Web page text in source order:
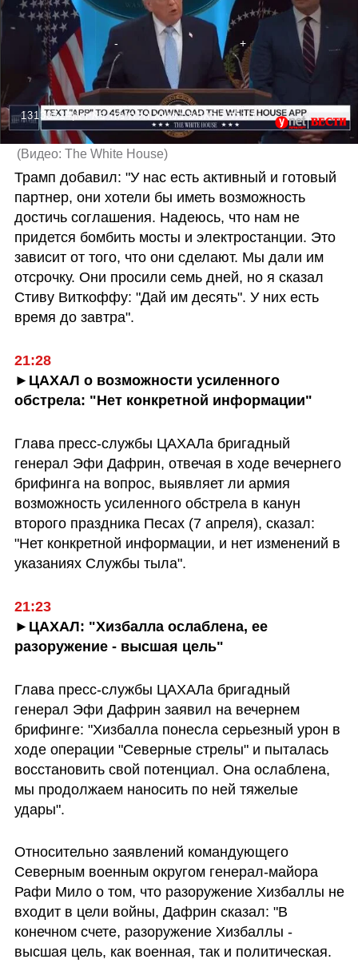
1313052#מסיבת עיתונאים של נשיא ארה"ב, דונלד טראמפ בנושא הלחימה באיראן
(Видео: The White House)
Трамп добавил: "У нас есть активный и готовый
партнер, они хотели бы иметь возможность
достичь соглашения. Надеюсь, что нам не
придется бомбить мосты и электростанции. Это
зависит от того, что они сделают. Мы дали им
отсрочку. Они просили семь дней, но я сказал
Стиву Виткоффу: "Дай им десять". У них есть
время до завтра".
21:28
►ЦАХАЛ о возможности усиленного
обстрела: "Нет конкретной информации"
Глава пресс-службы ЦАХАЛа бригадный
генерал Эфи Дафрин, отвечая в ходе вечернего
брифинга на вопрос, выявляет ли армия
возможность усиленного обстрела в канун
второго праздника Песах (7 апреля), сказал:
"Нет конкретной информации, и нет изменений в
указаниях Службы тыла".
21:23
►ЦАХАЛ: "Хизбалла ослаблена, ее
разоружение - высшая цель"
Глава пресс-службы ЦАХАЛа бригадный
генерал Эфи Дафрин заявил на вечернем
брифинге: "Хизбалла понесла серьезный урон в
ходе операции "Северные стрелы" и пыталась
восстановить свой потенциал. Она ослаблена,
мы продолжаем наносить по ней тяжелые
удары".
Относительно заявлений командующего
Северным военным округом генерал-майора
Рафи Мило о том, что разоружение Хизбаллы не
входит в цели войны, Дафрин сказал: "В
конечном счете, разоружение Хизбаллы -
высшая цель, как военная, так и политическая.